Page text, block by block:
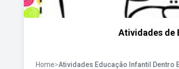
Atividades de
Home>Atividades Educação Infantil Dentro